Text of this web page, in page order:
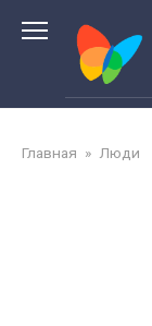
Главная » Люди